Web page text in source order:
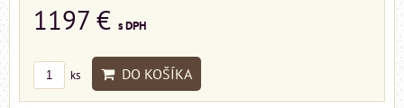
1197 € s DPH
ks DO KOŠÍKA